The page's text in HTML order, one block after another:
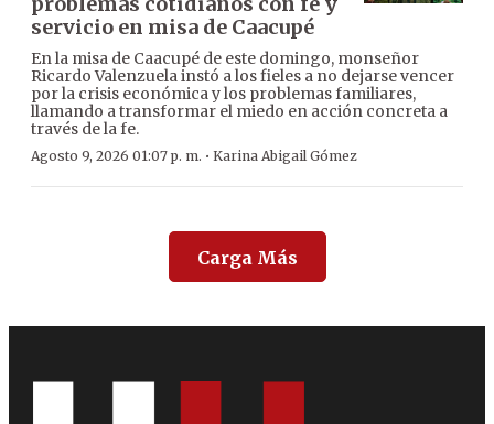
servicio en misa de Caacupé
En la misa de Caacupé de este domingo, monseñor
Ricardo Valenzuela instó a los fieles a no dejarse vencer
por la crisis económica y los problemas familiares,
llamando a transformar el miedo en acción concreta a
través de la fe.
Agosto 9, 2026 01:07 p. m. · Karina Abigail Gómez
Carga Más